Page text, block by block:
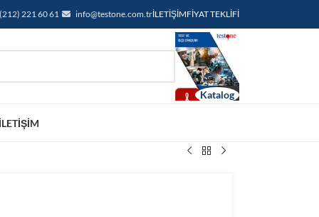
221 60 61 info@testone.com.trİLETIŞIMFIYAT TEKLIFI
İLETIŞIM